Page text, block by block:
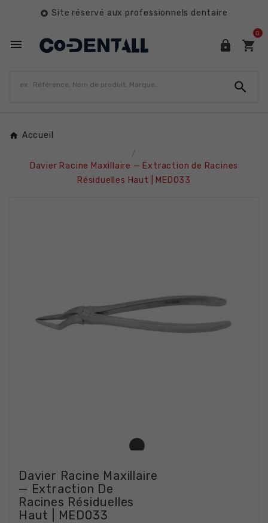
 Site réservé aux professionnels dentaire
  
0

Accueil
Davier Racine Maxillaire — Extraction de Racines
Résiduelles Haut | MED033
Davier Racine Maxillaire
— Extraction De
Racines Résiduelles
Haut | MED033